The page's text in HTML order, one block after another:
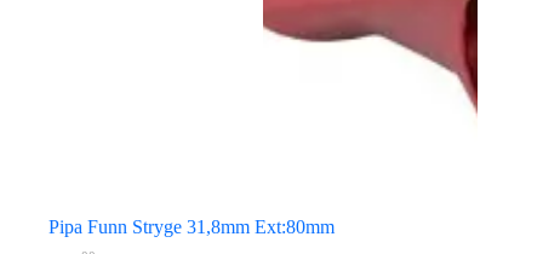
Pipa Funn Stryge 31,8mm Ext:80mm